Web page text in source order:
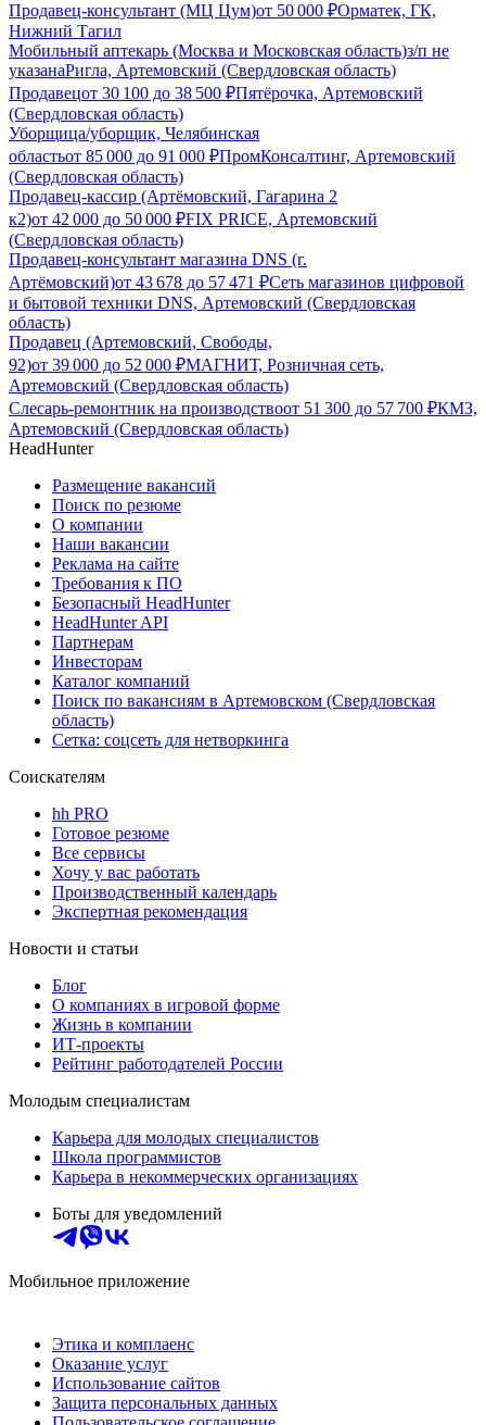
Продавец-консультант (МЦ Цум)от 50 000 ₽Орматек, ГК,
Нижний Тагил
Мобильный аптекарь (Москва и Московская область)з/п не
указанаРигла, Артемовский (Свердловская область)
Продавецот 30 100 до 38 500 ₽Пятёрочка, Артемовский
(Свердловская область)
Уборщица/уборщик, Челябинская
областьот 85 000 до 91 000 ₽ПромКонсалтинг, Артемовский
(Свердловская область)
Продавец-кассир (Артёмовский, Гагарина 2
к2)от 42 000 до 50 000 ₽FIX PRICE, Артемовский
(Свердловская область)
Продавец-консультант магазина DNS (г.
Артёмовский)от 43 678 до 57 471 ₽Сеть магазинов цифровой
и бытовой техники DNS, Артемовский (Свердловская
область)
Продавец (Артемовский, Свободы,
92)от 39 000 до 52 000 ₽МАГНИТ, Розничная сеть,
Артемовский (Свердловская область)
Слесарь-ремонтник на производствоот 51 300 до 57 700 ₽КМЗ,
Артемовский (Свердловская область)
HeadHunter
Размещение вакансий
Поиск по резюме
О компании
Наши вакансии
Реклама на сайте
Требования к ПО
Безопасный HeadHunter
HeadHunter API
Партнерам
Инвесторам
Каталог компаний
Поиск по вакансиям в Артемовском (Свердловская
область)
Сетка: соцсеть для нетворкинга
Соискателям
hh PRO
Готовое резюме
Все сервисы
Хочу у вас работать
Производственный календарь
Экспертная рекомендация
Новости и статьи
Блог
О компаниях в игровой форме
Жизнь в компании
ИТ-проекты
Рейтинг работодателей России
Молодым специалистам
Карьера для молодых специалистов
Школа программистов
Карьера в некоммерческих организациях
Боты для уведомлений
Мобильное приложение
Этика и комплаенс
Оказание услуг
Использование сайтов
Защита персональных данных